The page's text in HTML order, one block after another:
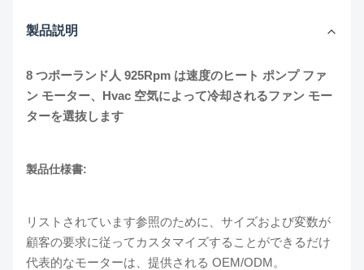
製品説明
8 つポーランド人 925Rpm は速度のヒート ポンプ ファ
ン モーター、Hvac 空気によって冷却されるファン モー
ターを選抜します
製品仕様書:
リストされています参照のために、サイズおよび変数が
顧客の要求に従ってカスタマイズすることができるだけ
代表的なモーターは、提供される OEM/ODM。